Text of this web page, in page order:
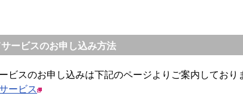
ービスのお申し込み方法
ビスのお申し込みは下記のページよりご案内しており
ービス